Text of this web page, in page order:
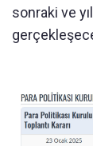
sonraki ve